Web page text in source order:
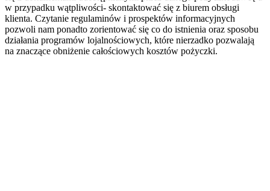
w przypadku wątpliwości- skontaktować się z biurem obsługi
klienta. Czytanie regulaminów i prospektów informacyjnych
pozwoli nam ponadto zorientować się co do istnienia oraz sposobu
działania programów lojalnościowych, które nierzadko pozwalają
na znaczące obniżenie całościowych kosztów pożyczki.